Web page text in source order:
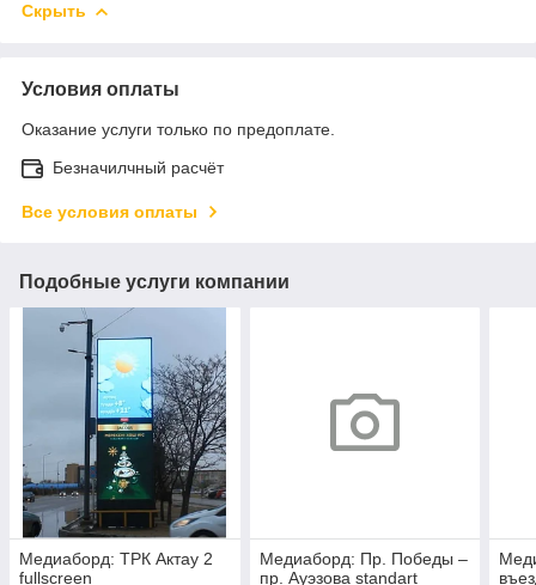
Скрыть
Условия оплаты
Оказание услуги только по предоплате.
Безначилчный расчёт
Все условия оплаты
Подобные услуги компании
Медиаборд: ТРК Актау 2
fullscreen
Медиаборд: Пр. Победы –
пр. Ауэзова standart